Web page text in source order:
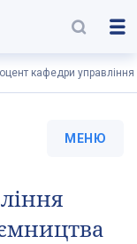
кафедри
МЕНЮ